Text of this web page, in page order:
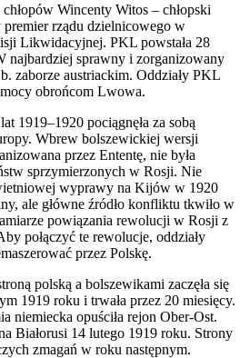
Wincenty Witos – chłopski
rządu dzielnicowego w
Likwidacyjnej. PKL powstała 28
najbardziej sprawny i zorganizowany
zaborze austriackim. Oddziały PKL
obrońcom Lwowa.
1919–1920 pociągnęła za sobą
Wbrew bolszewickiej wersji
przez Ententę, nie była
sprzymierzonych w Rosji. Nie
wyprawy na Kijów w 1920
ale główne źródło konfliktu tkwiło w
powiązania rewolucji w Rosji z
połączyć te rewolucje, oddziały
przez Polskę.
polską a bolszewikami zaczęła się
1919 roku i trwała przez 20 miesięcy.
niemiecka opuściła rejon Ober-Ost.
Białorusi 14 lutego 1919 roku. Strony
zmagań w roku następnym.